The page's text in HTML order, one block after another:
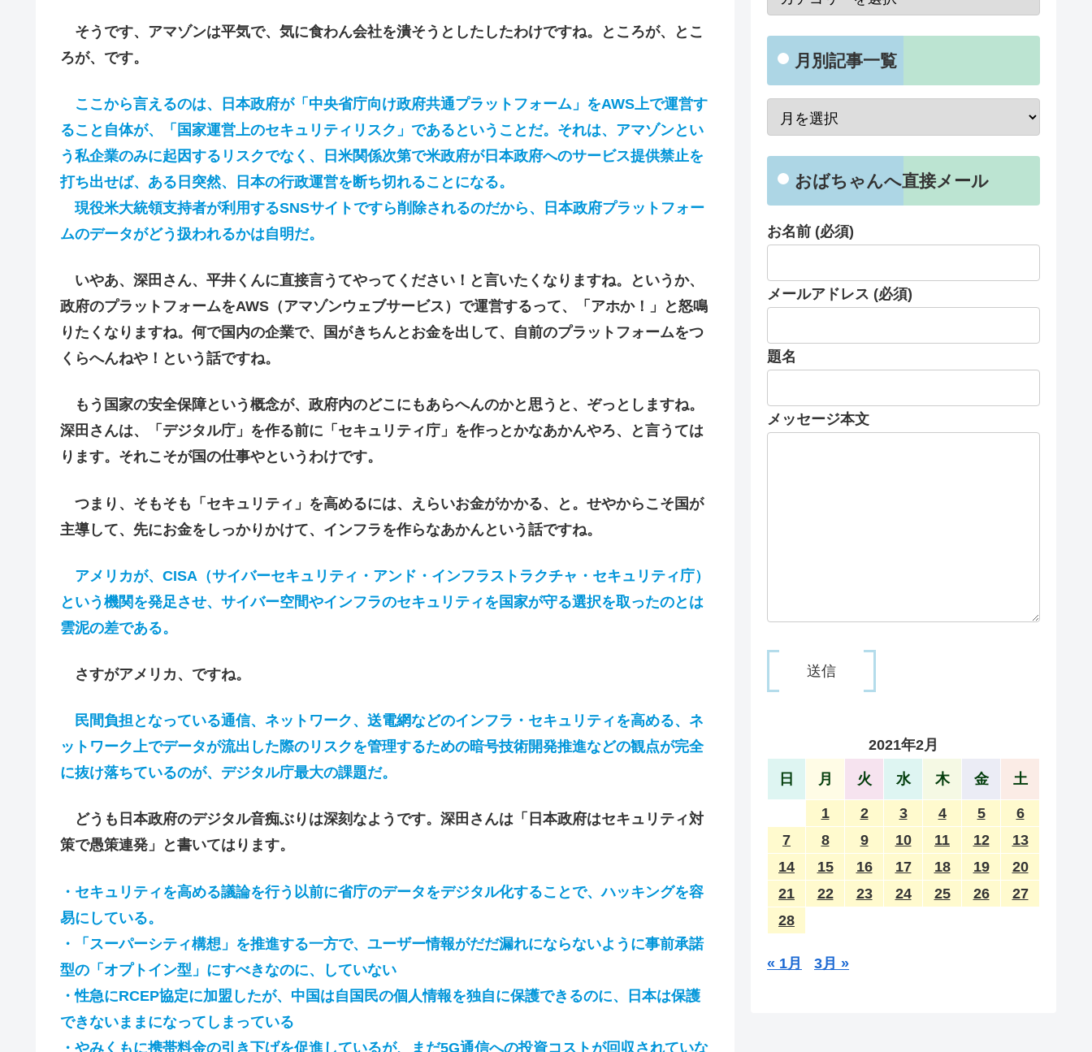
そうです、アマゾンは平気で、気に食わん会社を潰そうとしたしたわけですね。ところが、とこ
ろが、です。
ここから言えるのは、日本政府が「中央省庁向け政府共通プラットフォーム」をAWS上で運営す
ること自体が、「国家運営上のセキュリティリスク」であるということだ。それは、アマゾンとい
う私企業のみに起因するリスクでなく、日米関係次第で米政府が日本政府へのサービス提供禁止を
打ち出せば、ある日突然、日本の行政運営を断ち切れることになる。
現役米大統領支持者が利用するSNSサイトですら削除されるのだから、日本政府プラットフォー
ムのデータがどう扱われるかは自明だ。
いやあ、深田さん、平井くんに直接言うてやってください！と言いたくなりますね。というか、
政府のプラットフォームをAWS（アマゾンウェブサービス）で運営するって、「アホか！」と怒鳴
りたくなりますね。何で国内の企業で、国がきちんとお金を出して、自前のプラットフォームをつ
くらへんねや！という話ですね。
もう国家の安全保障という概念が、政府内のどこにもあらへんのかと思うと、ぞっとしますね。
深田さんは、「デジタル庁」を作る前に「セキュリティ庁」を作っとかなあかんやろ、と言うては
ります。それこそが国の仕事やというわけです。
つまり、そもそも「セキュリティ」を高めるには、えらいお金がかかる、と。せやからこそ国が
主導して、先にお金をしっかりかけて、インフラを作らなあかんという話ですね。
アメリカが、CISA（サイバーセキュリティ・アンド・インフラストラクチャ・セキュリティ庁）
という機関を発足させ、サイバー空間やインフラのセキュリティを国家が守る選択を取ったのとは
雲泥の差である。
さすがアメリカ、ですね。
民間負担となっている通信、ネットワーク、送電網などのインフラ・セキュリティを高める、ネ
ットワーク上でデータが流出した際のリスクを管理するための暗号技術開発推進などの観点が完全
に抜け落ちているのが、デジタル庁最大の課題だ。
どうも日本政府のデジタル音痴ぶりは深刻なようです。深田さんは「日本政府はセキュリティ対
策で愚策連発」と書いてはります。
・セキュリティを高める議論を行う以前に省庁のデータをデジタル化することで、ハッキングを容
易にしている。
・「スーパーシティ構想」を推進する一方で、ユーザー情報がだだ漏れにならないように事前承諾
型の「オプトイン型」にすべきなのに、していない
・性急にRCEP協定に加盟したが、中国は自国民の個人情報を独自に保護できるのに、日本は保護
できないままになってしまっている
・やみくもに携帯料金の引き下げを促進しているが、まだ5G通信への投資コストが回収されていな
月別記事一覧
おばちゃんへ直接メール
お名前 (必須)
メールアドレス (必須)
題名
メッセージ本文
2021年2月
日 月 火 水 木 金 土
1 2 3 4 5
6
7
8 9 10 11 12
13
14
15 16 17 18 19
20
21
22 23 24 25 26
27
28
« 1月 3月 »